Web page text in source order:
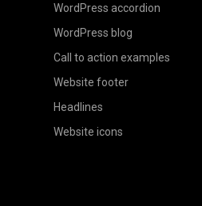
WordPress accordion
WordPress blog
Call to action examples
Website footer
Headlines
Website icons